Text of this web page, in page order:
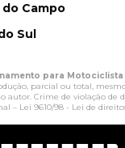
do Campo
Sul
para Motociclista
parcial ou total,
autor. Crime de violação de
– Lei 9610/98 - Lei de